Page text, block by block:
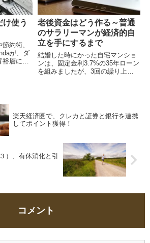
け使う
約術、
が、ダ
裕層にな
老後資金はどう作る～普通
のサラリーマンが経済的自
立を手にするまで
結婚した時にかった自宅マンショ
ンは、固定金利3.7%の35年ローン
を組みましたが、3回の繰り上げ
がら投資と節約に励んだわけで
す。
楽天経済圏で、クレカと証券と銀行を連携
してポイント獲得！
）、有休消化と引
コメント